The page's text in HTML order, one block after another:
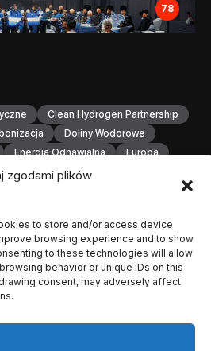
zgodami plików
to store and/or access device
browsing experience and to show
to these technologies will allow
behavior or unique IDs on this
consent, may adversely affect
78
Clean Hydrogen Partnership
Doliny Wodorowe
Energia Odnawialna
Europa
H2
Hydrogen Europe
Wodorowa
Magazynowanie Wodoru
Klimatyczna
Ogniwa Paliwowe
Orlen
Wodoru
Przemysł
Technologie Wodorowe